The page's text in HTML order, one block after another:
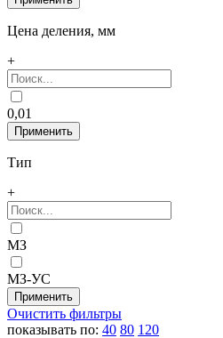
Цена деления, мм
+
0,01
Тип
+
МЗ
МЗ-УС
Очистить фильтры
показывать по: 40 80 120